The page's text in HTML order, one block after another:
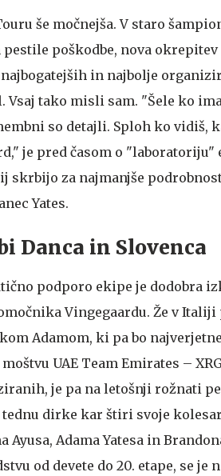
še močnejša. V staro
poškodbe, nova okrepitev
in najbolje
tako misli sam. "Šele ko
so detajli. Sploh ko vidiš,
je pred časom o "laboratoriju"
skrbijo za najmanjše
Yates.
Danca in Slovenca
podporo ekipe je dodobra
Vingegaardu. Že v Italiji
Adamom, ki pa bo
UAE Team Emirates –
je pa na letošnji rožnati
dirke kar štiri svoje
Ayusa, Adama Yatesa in
od devete do 20. etape, se je